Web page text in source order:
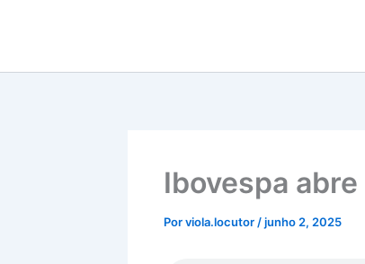
Ibovespa
Porviola.locutor /junho 2, 2025